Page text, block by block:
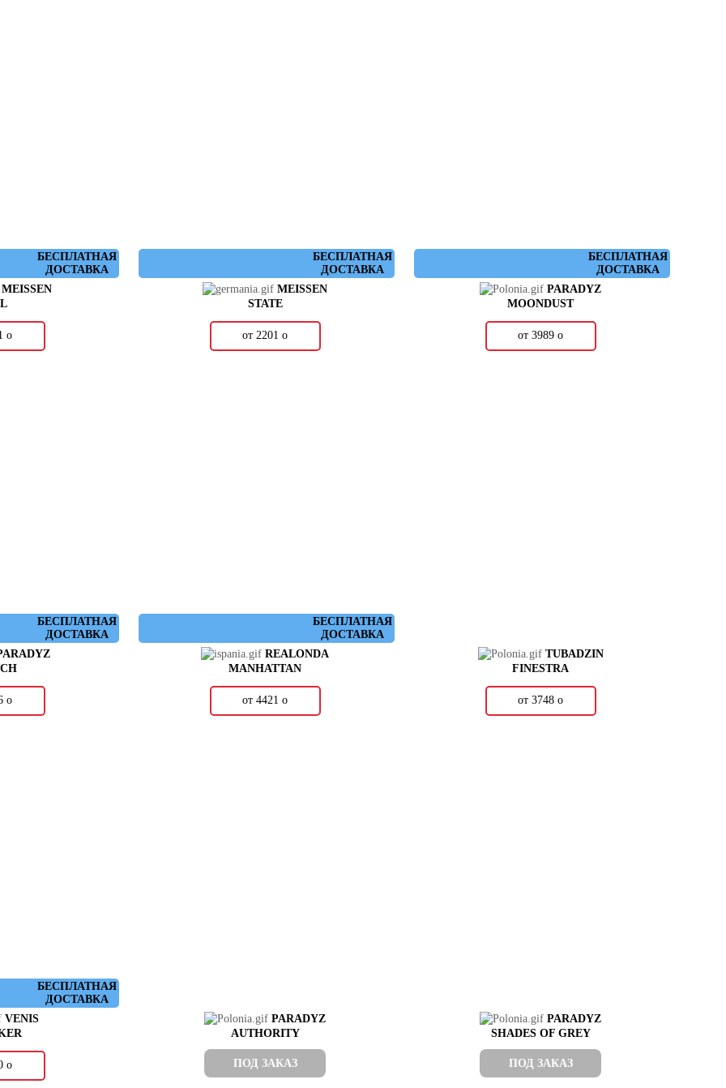
БЕСПЛАТНАЯ
ДОСТАВКА
MEISSEN
о
БЕСПЛАТНАЯ
ДОСТАВКА
MEISSEN
STATE
от 2201о
БЕСПЛАТНАЯ
ДОСТАВКА
PARADYZ
MOONDUST
от 3989о
БЕСПЛАТНАЯ
ДОСТАВКА
о
БЕСПЛАТНАЯ
ДОСТАВКА
REALONDA
MANHATTAN
от 4421о
TUBADZIN
FINESTRA
от 3748о
БЕСПЛАТНАЯ
ДОСТАВКА
VENIS
о
PARADYZ
AUTHORITY
ПОД ЗАКАЗ
PARADYZ
SHADES OF GREY
ПОД ЗАКАЗ